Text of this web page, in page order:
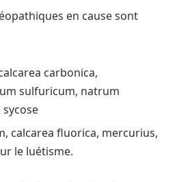
en cause sont
carbonica,
sulfuricum, natrum
calcarea fluorica, mercurius,
le luétisme.